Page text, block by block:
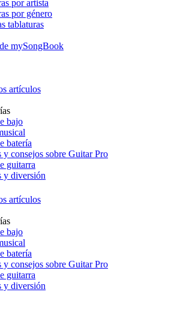
por artista
por género
tablaturas
mySongBook
artículos
bajo
batería
y consejos sobre Guitar Pro
guitarra
y diversión
artículos
bajo
batería
y consejos sobre Guitar Pro
guitarra
y diversión